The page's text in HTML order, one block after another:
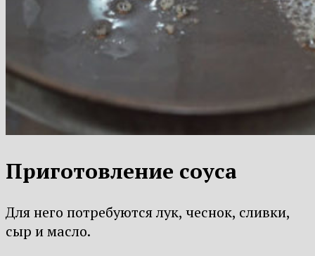
Приготовление соуса
Для него потребуются лук, чеснок, сливки,
сыр и масло.